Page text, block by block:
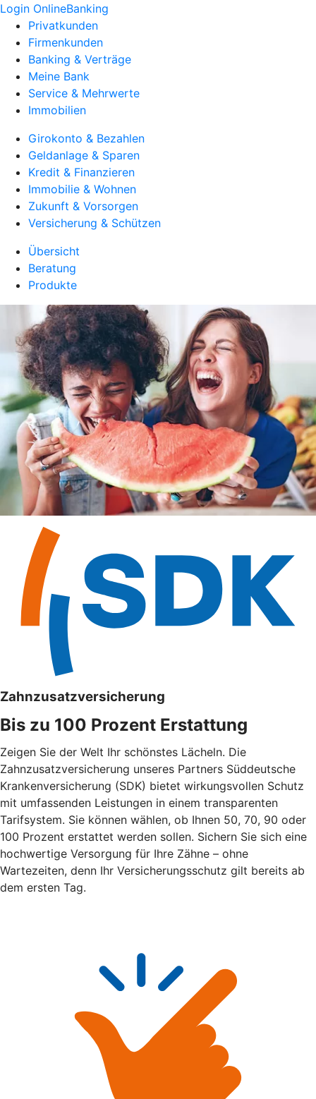
Login OnlineBanking
Privatkunden
Firmenkunden
Banking & Verträge
Meine Bank
Service & Mehrwerte
Immobilien
Girokonto & Bezahlen
Geldanlage & Sparen
Kredit & Finanzieren
Immobilie & Wohnen
Zukunft & Vorsorgen
Versicherung & Schützen
Übersicht
Beratung
Produkte
Zahnzusatzversicherung
Bis zu 100 Prozent Erstattung
Zeigen Sie der Welt Ihr schönstes Lächeln. Die
Zahnzusatzversicherung unseres Partners Süddeutsche
Krankenversicherung (SDK) bietet wirkungsvollen Schutz
mit umfassenden Leistungen in einem transparenten
Tarifsystem. Sie können wählen, ob Ihnen 50, 70, 90 oder
100 Prozent erstattet werden sollen. Sichern Sie sich eine
hochwertige Versorgung für Ihre Zähne – ohne
Wartezeiten, denn Ihr Versicherungsschutz gilt bereits ab
dem ersten Tag.